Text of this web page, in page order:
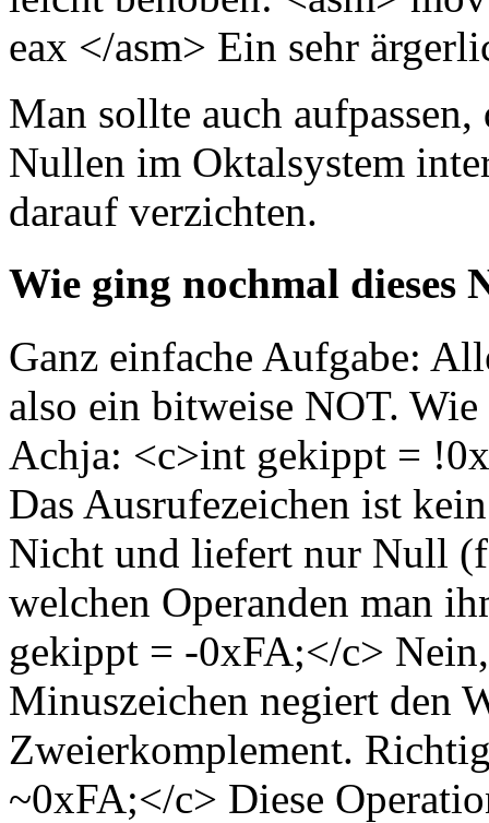
eax </asm> Ein sehr
Man sollte auch
Nullen im Oktalsystem
darauf verzichten.
Wie ging nochmal dieses
Ganz einfache Aufgabe:
also ein bitweise NOT.
Achja: <c>int gekippt =
Das Ausrufezeichen ist
Nicht und liefert nur Null
welchen Operanden man
gekippt = -0xFA;</c>
Minuszeichen negiert den
Zweierkomplement.
~0xFA;</c> Diese